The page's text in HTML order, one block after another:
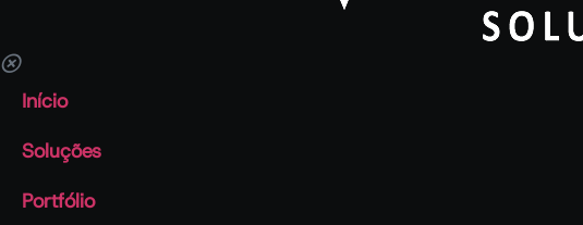
Início
Soluções
Portfólio